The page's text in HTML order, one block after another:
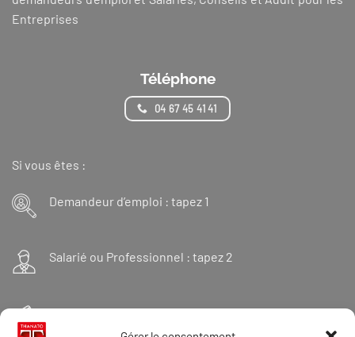
Entreprises
Téléphone
04 67 45 41 41
Si vous êtes :
Demandeur d’emploi : tapez 1
Salarié ou Professionnel : tapez 2
Financeur : tapez 3